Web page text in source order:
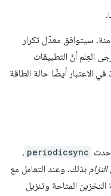
سيتوافق معدّل تكرار
العِلم أنّ التطبيقات
الاعتبار أيضًا حالة الطاقة
حدث periodicsync ،
التزام بذلك. وعند التعامل مع
المتاحة وتنزيل